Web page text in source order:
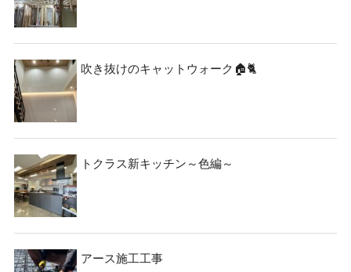
吹き抜けのキャットウォーク🏠🐈
トクラス新キッチン～色編～
アース施工工事